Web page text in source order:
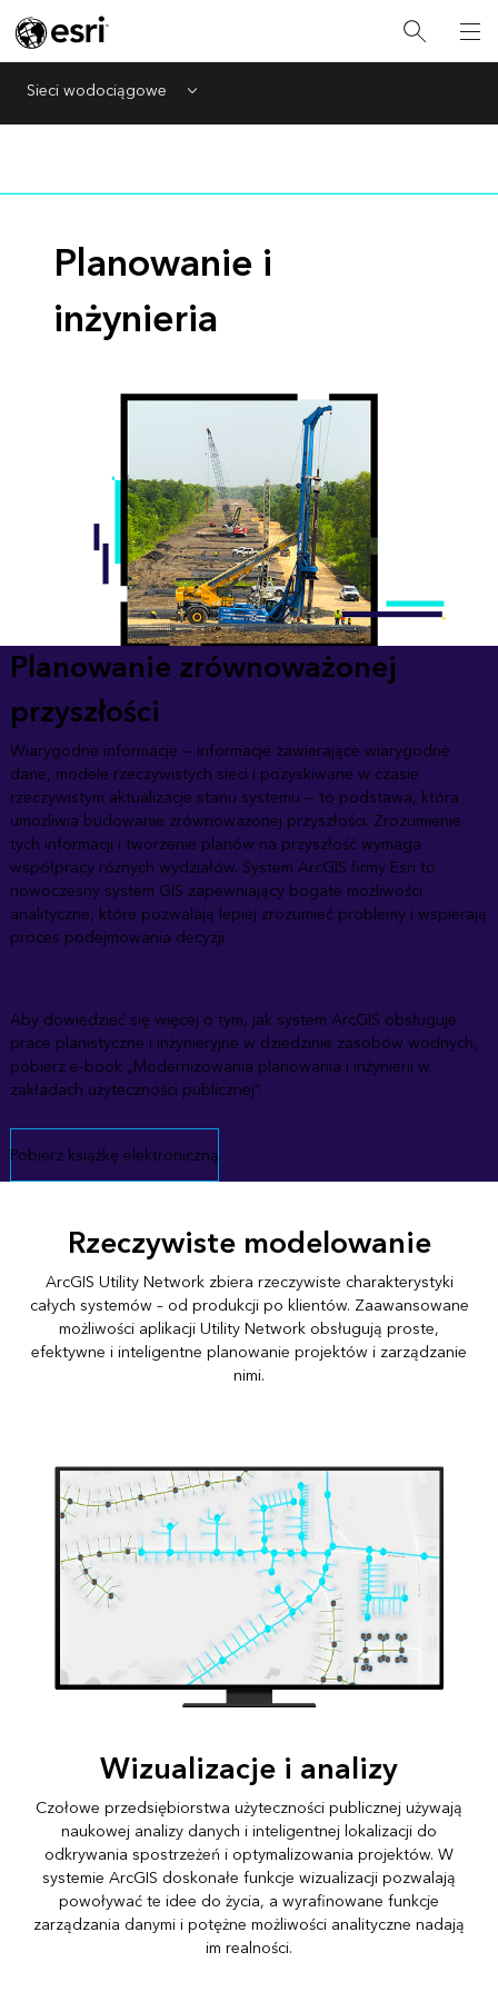
Sieci wodociągowe Menu
Planowanie i
inżynieria
Planowanie zrównoważonej
przyszłości
Wiarygodne informacje — informacje zawierające wiarygodne
dane, modele rzeczywistych sieci i pozyskiwane w czasie
rzeczywistym aktualizacje stanu systemu — to podstawa, która
umożliwia budowanie zrównoważonej przyszłości. Zrozumienie
tych informacji i tworzenie planów na przyszłość wymaga
współpracy różnych wydziałów. System ArcGIS firmy Esri to
nowoczesny system GIS zapewniający bogate możliwości
analityczne, które pozwalają lepiej zrozumieć problemy i wspierają
proces podejmowania decyzji.
Aby dowiedzieć się więcej o tym, jak system ArcGIS obsługuje
prace planistyczne i inżynieryjne w dziedzinie zasobów wodnych,
pobierz e-book „Modernizowania planowania i inżynierii w
zakładach użyteczności publicznej”.
Pobierz książkę elektroniczną
Rzeczywiste modelowanie
ArcGIS Utility Network zbiera rzeczywiste charakterystyki
całych systemów – od produkcji po klientów. Zaawansowane
możliwości aplikacji Utility Network obsługują proste,
efektywne i inteligentne planowanie projektów i zarządzanie
nimi.
Wizualizacje i analizy
Czołowe przedsiębiorstwa użyteczności publicznej używają
naukowej analizy danych i inteligentnej lokalizacji do
odkrywania spostrzeżeń i optymalizowania projektów. W
systemie ArcGIS doskonałe funkcje wizualizacji pozwalają
powoływać te idee do życia, a wyrafinowane funkcje
zarządzania danymi i potężne możliwości analityczne nadają
im realności.